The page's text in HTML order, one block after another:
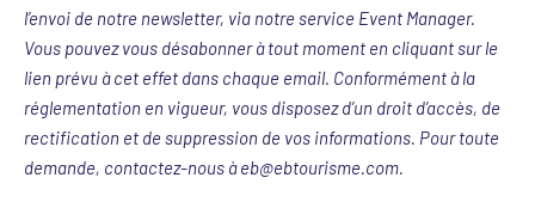
l’envoi de notre newsletter, via notre service Event Manager.
Vous pouvez vous désabonner à tout moment en cliquant sur le
lien prévu à cet effet dans chaque email. Conformément à la
réglementation en vigueur, vous disposez d’un droit d’accès, de
rectification et de suppression de vos informations. Pour toute
demande, contactez-nous à eb@ebtourisme.com.